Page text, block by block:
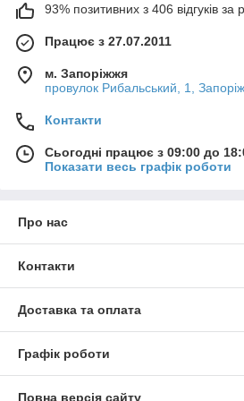
93% позитивних з 406 відгуків за
Працює з 27.07.2011
м. Запоріжжя
провулок Рибальський, 1,
Контакти
Сьогодні працює з 09:00 до
Показати весь графік роботи
Про нас
Контакти
Доставка та оплата
Графік роботи
Повна версія сайту